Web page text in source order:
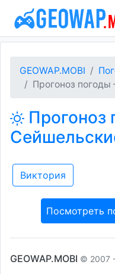
GEOWAP.MOBI
Прогоноз
Прогоноз
Виктория
Посмотреть
GEOWAP.MOBI © 2007